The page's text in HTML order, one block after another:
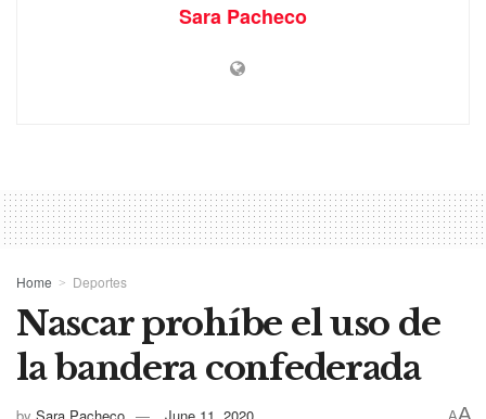
Sara Pacheco
Home Deportes
Nascar prohíbe el uso de
la bandera confederada